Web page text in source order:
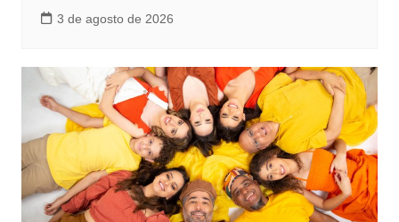
3 de agosto de 2026